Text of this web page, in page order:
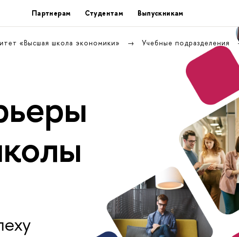
Партнерам Студентам Выпускникам
«Высшая школа экономики»
Учебные подразделения